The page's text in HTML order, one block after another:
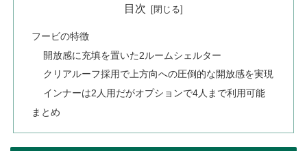
目次
フービの特徴
開放感に充填を置いた2ルームシェルター
クリアルーフ採用で上方向への圧倒的な開放感を実現
インナーは2人用だがオプションで4人まで利用可能
まとめ